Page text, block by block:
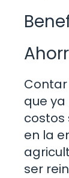
que
costos
en la
ser